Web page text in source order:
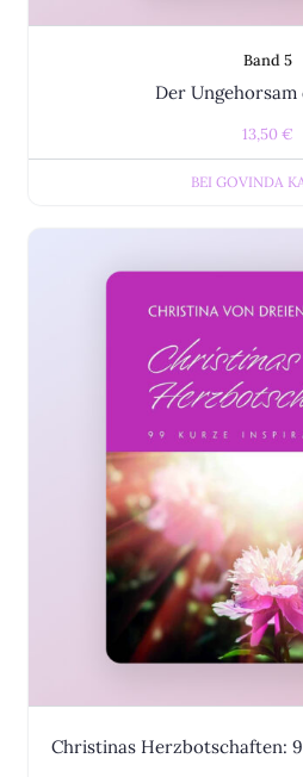
Band 5
Der Ungehorsam
13,50€
BEI GOVINDA
Christinas Herzbotschaften: